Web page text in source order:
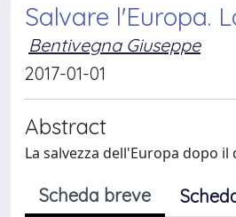
Salvare l'Europa.
Bentivegna Giuseppe
2017-01-01
Abstract
La salvezza dell'Europa dopo
Scheda breve